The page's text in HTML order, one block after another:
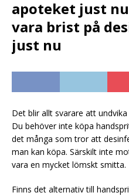
apoteket just
vara brist på
just nu
Det blir allt svarare att
Du behöver inte köpa
det många som tror att
man kan köpa. Särskilt inte
vara en mycket lömskt smitta.
Finns det alternativ till